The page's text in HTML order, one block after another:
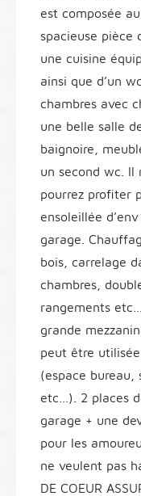
est composée
spacieuse pièce
une cuisine
ainsi que d’un
chambres avec
une belle salle
baignoire,
un second wc. Il
pourrez profiter
ensoleillée
garage.
bois, carrelage
chambres,
rangements
grande
peut être
(espace bureau,
etc…). 2 places
garage + une
pour les
ne veulent pas
DE COEUR